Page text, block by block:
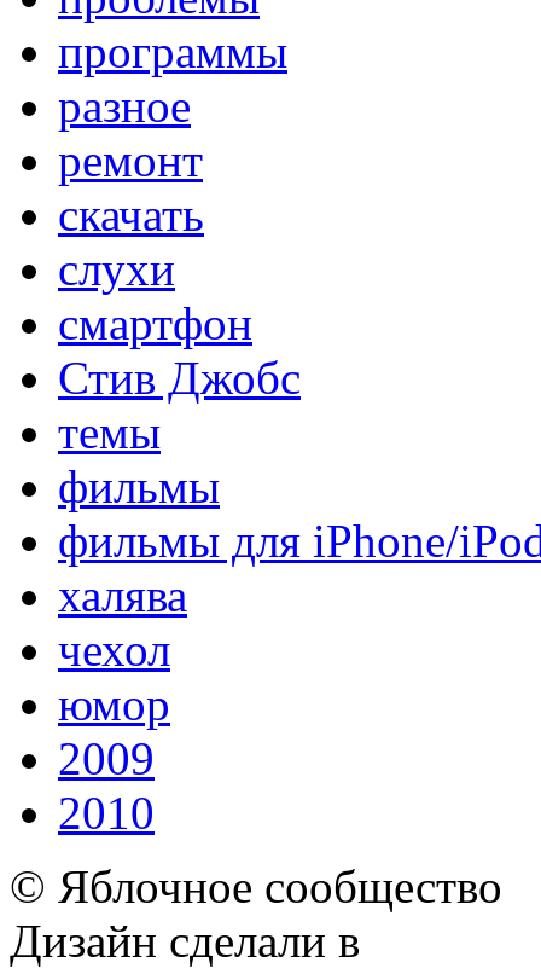
программы
разное
ремонт
скачать
слухи
смартфон
Стив Джобс
темы
фильмы
фильмы для iPhone/
халява
чехол
юмор
2009
2010
© Яблочное сообщество
Дизайн сделали в